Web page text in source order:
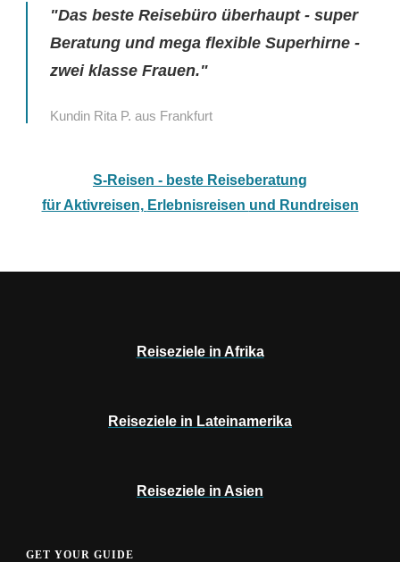
"Das beste Reisebüro überhaupt - super
Beratung und mega flexible Superhirne -
zwei klasse Frauen."
Kundin Rita P. aus Frankfurt
S-Reisen - beste Reiseberatung
für Aktivreisen, Erlebnisreisen und Rundreisen
Reiseziele in Afrika
Reiseziele in Lateinamerika
Reiseziele in Asien
GET YOUR GUIDE